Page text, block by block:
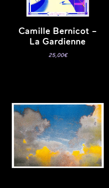
Camille Bernicot –
La Gardienne
25,00€